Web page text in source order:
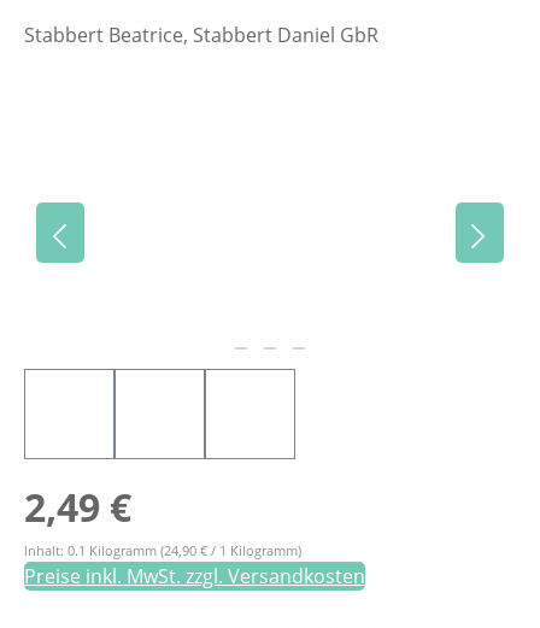
Stabbert Beatrice, Stabbert Daniel GbR
Regulärer Preis:
2,49 €
Inhalt: 0.1 Kilogramm (24,90 € / 1 Kilogramm)
Preise inkl. MwSt. zzgl. Versandkosten